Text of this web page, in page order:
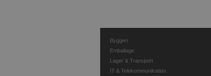
Byggeri
Emballage
Lager & Transport
IT & Telekommunikation